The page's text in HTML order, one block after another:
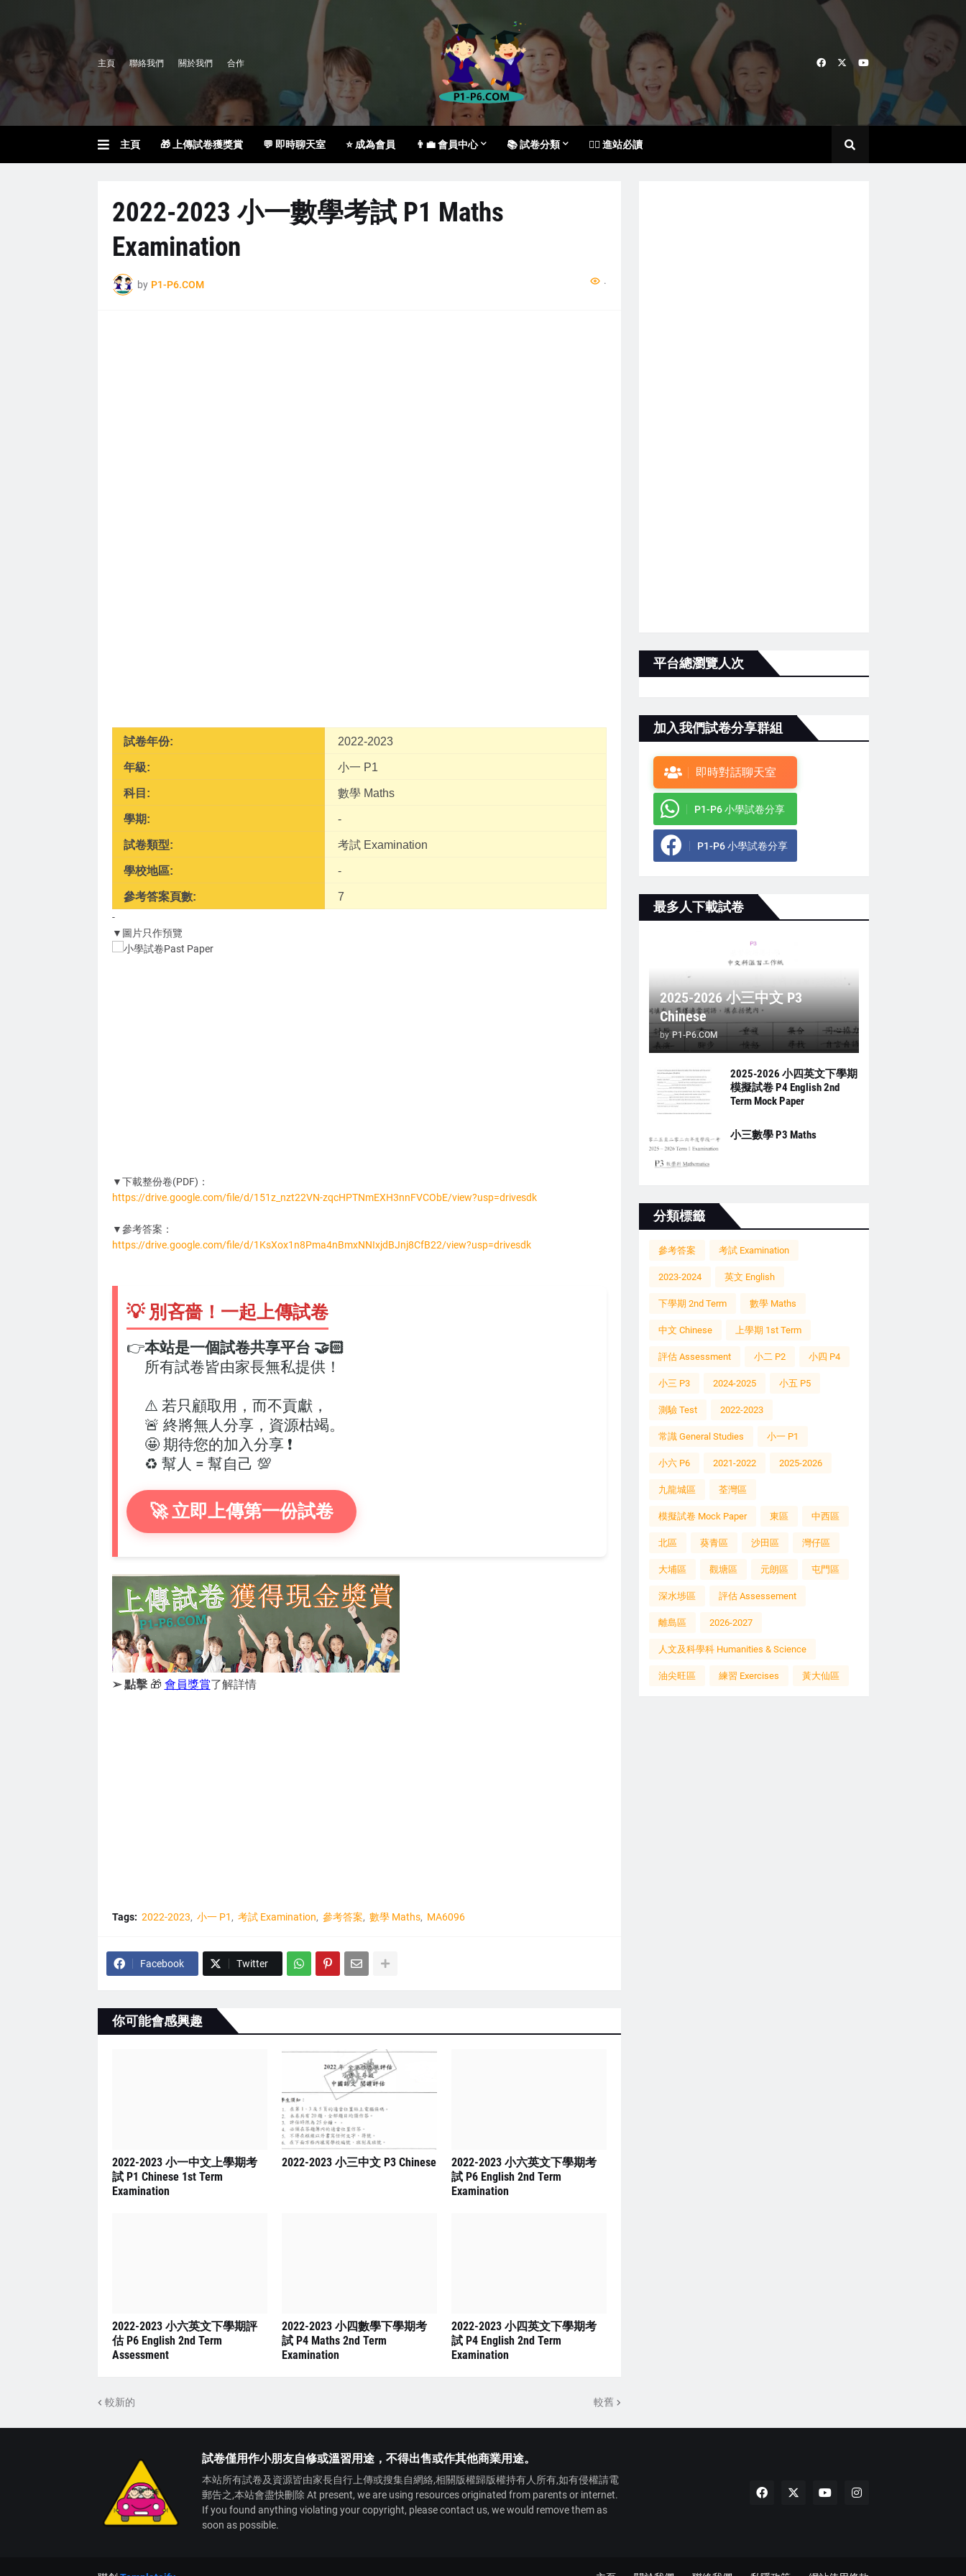
主頁 聯絡我們 關於我們 合作
主頁 🎁 上傳試卷獲獎賞 💬 即時聊天室 ⭐ 成為會員 👨‍💼 會員中心 📚 試卷分類 🙇‍♀️ 進站必讀
2022-2023 小一數學考試 P1 Maths
Examination
by P1-P6.COM ...
試卷年份: 2022-2023
年級: 小一 P1
科目: 數學 Maths
學期: -
試卷類型: 考試 Examination
學校地區: -
參考答案頁數: 7
-
▼圖片只作預覽
▼下載整份卷(PDF)：
https://drive.google.com/file/d/151z_nzt22VN-zqcHPTNmEXH3nnFVCObE/view?usp=drivesdk
▼參考答案：
https://drive.google.com/file/d/1KsXox1n8Pma4nBmxNNIxjdBJnj8CfB22/view?usp=drivesdk
💡 別吝嗇！一起上傳試卷
本站是一個試卷共享平台 🤝🏻
👉
所有試卷皆由家長無私提供！
⚠️ 若只顧取用，而不貢獻，
🚨 終將無人分享，資源枯竭。
🤩 期待您的加入分享 ❗
♻️ 幫人 = 幫自己 💯
🚀 立即上傳第一份試卷
➢ 點擊 🎁 會員獎賞了解詳情
Tags: 2022-2023 小一 P1 考試 Examination 參考答案 數學 Maths MA6096
Facebook Twitter
你可能會感興趣
2022-2023 小一中文上學期考
試 P1 Chinese 1st Term
Examination
2022-2023 小三中文 P3 Chinese
2022-2023 小六英文下學期考
試 P6 English 2nd Term
Examination
2022-2023 小六英文下學期評
估 P6 English 2nd Term
Assessment
2022-2023 小四數學下學期考
試 P4 Maths 2nd Term
Examination
2022-2023 小四英文下學期考
試 P4 English 2nd Term
Examination
較新的 較舊
平台總瀏覽人次
加入我們試卷分享群組
即時對話聊天室
P1-P6 小學試卷分享
P1-P6 小學試卷分享
最多人下載試卷
2025-2026 小三中文 P3
Chinese
by P1-P6.COM
2025-2026 小四英文下學期
模擬試卷 P4 English 2nd
Term Mock Paper
小三數學 P3 Maths
分類標籤
參考答案 考試 Examination
2023-2024 英文 English
下學期 2nd Term 數學 Maths
中文 Chinese 上學期 1st Term
評估 Assessment 小二 P2 小四 P4
小三 P3 2024-2025 小五 P5
測驗 Test 2022-2023
常識 General Studies 小一 P1
小六 P6 2021-2022 2025-2026
九龍城區 荃灣區
模擬試卷 Mock Paper 東區 中西區
北區 葵青區 沙田區 灣仔區
大埔區 觀塘區 元朗區 屯門區
深水埗區 評估 Assessement
離島區 2026-2027
人文及科學科 Humanities & Science
油尖旺區 練習 Exercises 黃大仙區
試卷僅用作小朋友自修或溫習用途，不得出售或作其他商業用途。
本站所有試卷及資源皆由家長自行上傳或搜集自網絡,相關版權歸版權持有人所有,如有侵權請電
郵告之,本站會盡快刪除 At present, we are using resources originated from parents or internet.
If you found anything violating your copyright, please contact us, we would remove them as
soon as possible.